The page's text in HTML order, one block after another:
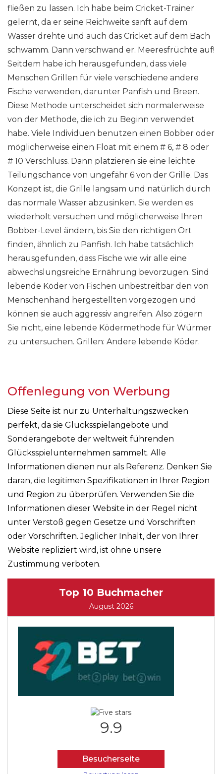
fließen zu lassen. Ich habe beim Cricket-Trainer
gelernt, da er seine Reichweite sanft auf dem
Wasser drehte und auch das Cricket auf dem Bach
schwamm. Dann verschwand er. Meeresfrüchte auf!
Seitdem habe ich herausgefunden, dass viele
Menschen Grillen für viele verschiedene andere
Fische verwenden, darunter Panfish und Breen.
Diese Methode unterscheidet sich normalerweise
von der Methode, die ich zu Beginn verwendet
habe. Viele Individuen benutzen einen Bobber oder
möglicherweise einen Float mit einem # 6, # 8 oder
# 10 Verschluss. Dann platzieren sie eine leichte
Teilungschance von ungefähr 6 von der Grille. Das
Konzept ist, die Grille langsam und natürlich durch
das normale Wasser abzusinken. Sie werden es
wiederholt versuchen und möglicherweise Ihren
Bobber-Level ändern, bis Sie den richtigen Ort
finden, ähnlich zu Panfish. Ich habe tatsächlich
herausgefunden, dass Fische wie wir alle eine
abwechslungsreiche Ernährung bevorzugen. Sind
lebende Köder von Fischen unbestreitbar den von
Menschenhand hergestellten vorgezogen und
können sie auch aggressiv angreifen. Also zögern
Sie nicht, eine lebende Ködermethode für Würmer
zu untersuchen. Grillen: Andere lebende Köder.
Offenlegung von Werbung
Diese Seite ist nur zu Unterhaltungszwecken
perfekt, da sie Glücksspielangebote und
Sonderangebote der weltweit führenden
Glücksspielunternehmen sammelt. Alle
Informationen dienen nur als Referenz. Denken Sie
daran, die legitimen Spezifikationen in Ihrer Region
und Region zu überprüfen. Verwenden Sie die
Informationen dieser Website in der Regel nicht
unter Verstoß gegen Gesetze und Vorschriften
oder Vorschriften. Jeglicher Inhalt, der von Ihrer
Website repliziert wird, ist ohne unsere
Zustimmung verboten.
Top 10 Buchmacher
August 2026
9.9
Besucherseite